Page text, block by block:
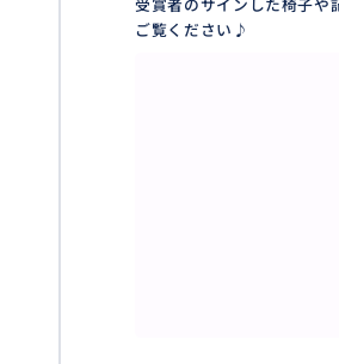
受賞者のサインした椅子や
ご覧ください♪